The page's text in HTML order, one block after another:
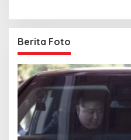
Berita Foto